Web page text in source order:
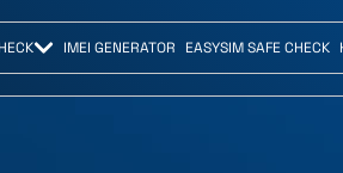
IMEI GENERATOR EASYSIM SAFE CHECK